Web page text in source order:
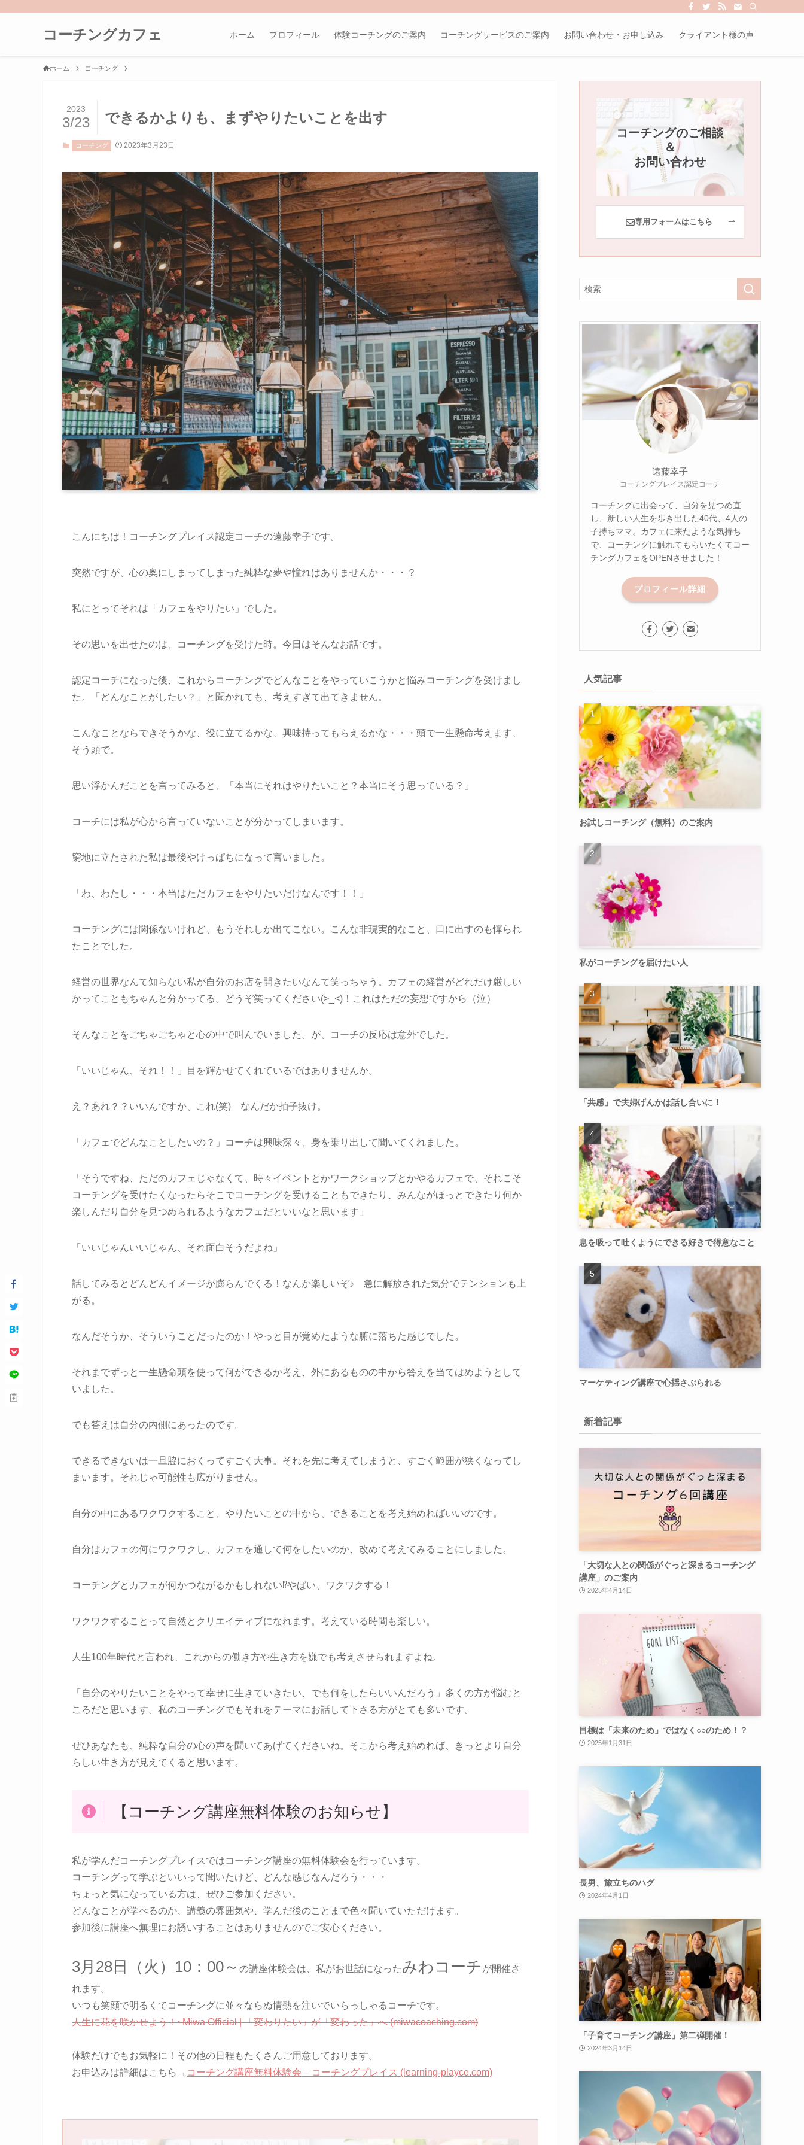
コーチングカフェ ホーム プロフィール 体験コーチングのご案内 コーチングサービスのご案内 お問い合わせ・お申し込み クライアント様の声
ホーム コーチング
できるかよりも、まずやりたいことを出す
2023
3/23
コーチング 2023年3月23日
こんにちは！コーチングプレイス認定コーチの遠藤幸子です。
突然ですが、心の奥にしまってしまった純粋な夢や憧れはありませんか・・・？
私にとってそれは「カフェをやりたい」でした。
その思いを出せたのは、コーチングを受けた時。今日はそんなお話です。
認定コーチになった後、これからコーチングでどんなことをやっていこうかと悩みコーチングを受けまし
た。「どんなことがしたい？」と聞かれても、考えすぎて出てきません。
こんなことならできそうかな、役に立てるかな、興味持ってもらえるかな・・・頭で一生懸命考えます、
そう頭で。
思い浮かんだことを言ってみると、「本当にそれはやりたいこと？本当にそう思っている？」
コーチには私が心から言っていないことが分かってしまいます。
窮地に立たされた私は最後やけっぱちになって言いました。
「わ、わたし・・・本当はただカフェをやりたいだけなんです！！」
コーチングには関係ないけれど、もうそれしか出てこない。こんな非現実的なこと、口に出すのも憚られ
たことでした。
経営の世界なんて知らない私が自分のお店を開きたいなんて笑っちゃう。カフェの経営がどれだけ厳しい
かってこともちゃんと分かってる。どうぞ笑ってください(>_<)！これはただの妄想ですから（泣）
そんなことをごちゃごちゃと心の中で叫んでいました。が、コーチの反応は意外でした。
「いいじゃん、それ！！」目を輝かせてくれているではありませんか。
え？あれ？？いいんですか、これ(笑) なんだか拍子抜け。
「カフェでどんなことしたいの？」コーチは興味深々、身を乗り出して聞いてくれました。
「そうですね、ただのカフェじゃなくて、時々イベントとかワークショップとかやるカフェで、それこそ
コーチングを受けたくなったらそこでコーチングを受けることもできたり、みんながほっとできたり何か
楽しんだり自分を見つめられるようなカフェだといいなと思います」
「いいじゃんいいじゃん、それ面白そうだよね」
話してみるとどんどんイメージが膨らんでくる！なんか楽しいぞ♪ 急に解放された気分でテンションも上
がる。
なんだそうか、そういうことだったのか！やっと目が覚めたような腑に落ちた感じでした。
それまでずっと一生懸命頭を使って何ができるか考え、外にあるものの中から答えを当てはめようとして
いました。
でも答えは自分の内側にあったのです。
できるできないは一旦脇におくってすごく大事。それを先に考えてしまうと、すごく範囲が狭くなってし
まいます。それじゃ可能性も広がりません。
自分の中にあるワクワクすること、やりたいことの中から、できることを考え始めればいいのです。
自分はカフェの何にワクワクし、カフェを通して何をしたいのか、改めて考えてみることにしました。
コーチングとカフェが何かつながるかもしれない⁉やばい、ワクワクする！
ワクワクすることって自然とクリエイティブになれます。考えている時間も楽しい。
人生100年時代と言われ、これからの働き方や生き方を嫌でも考えさせられますよね。
「自分のやりたいことをやって幸せに生きていきたい、でも何をしたらいいんだろう」多くの方が悩むと
ころだと思います。私のコーチングでもそれをテーマにお話して下さる方がとても多いです。
ぜひあなたも、純粋な自分の心の声を聞いてあげてくださいね。そこから考え始めれば、きっとより自分
らしい生き方が見えてくると思います。
【コーチング講座無料体験のお知らせ】
私が学んだコーチングプレイスではコーチング講座の無料体験会を行っています。
コーチングって学ぶといいって聞いたけど、どんな感じなんだろう・・・
ちょっと気になっている方は、ぜひご参加ください。
どんなことが学べるのか、講義の雰囲気や、学んだ後のことまで色々聞いていただけます。
参加後に講座へ無理にお誘いすることはありませんのでご安心ください。
3月28日（火）10：00～ の講座体験会は、私がお世話になったみわコーチ が開催さ
れます。
いつも笑顔で明るくてコーチングに並々ならぬ情熱を注いでいらっしゃるコーチです。
人生に花を咲かせよう！~Miwa Official | 「変わりたい」が「変わった」へ (miwacoaching.com)
体験だけでもお気軽に！その他の日程もたくさんご用意しております。
お申込みは詳細はこちら→ コーチング講座無料体験会 – コーチングプレイス (learning-playce.com)
コーチングのご相談
＆
お問い合わせ
専用フォームはこちら
遠藤幸子
コーチングプレイス認定コーチ
コーチングに出会って、自分を見つめ直
し、新しい人生を歩き出した40代、4人の
子持ちママ。カフェに来たような気持ち
で、コーチングに触れてもらいたくてコー
チングカフェをOPENさせました！
プロフィール詳細
人気記事
お試しコーチング（無料）のご案内
私がコーチングを届けたい人
「共感」で夫婦げんかは話し合いに！
息を吸って吐くようにできる好きで得意なこと
マーケティング講座で心揺さぶられる
新着記事
「大切な人との関係がぐっと深まるコーチング
講座」のご案内
2025年4月14日
目標は「未来のため」ではなく○○のため！？
2025年1月31日
長男、旅立ちのハグ
2024年4月1日
「子育てコーチング講座」第二弾開催！
2024年3月14日